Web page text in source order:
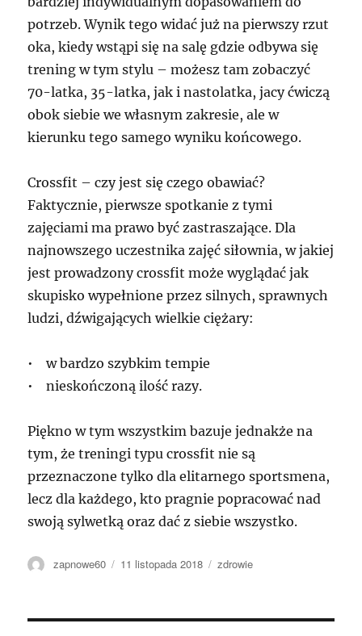
potrzeb. Wynik tego widać już na pierwszy rzut
oka, kiedy wstąpi się na salę gdzie odbywa się
trening w tym stylu – możesz tam zobaczyć
70-latka, 35-latka, jak i nastolatka, jacy ćwiczą
obok siebie we własnym zakresie, ale w
kierunku tego samego wyniku końcowego.
Crossfit – czy jest się czego obawiać?
Faktycznie, pierwsze spotkanie z tymi
zajęciami ma prawo być zastraszające. Dla
najnowszego uczestnika zajęć siłownia, w jakiej
jest prowadzony crossfit może wyglądać jak
skupisko wypełnione przez silnych, sprawnych
ludzi, dźwigających wielkie ciężary:
• w bardzo szybkim tempie
• nieskończoną ilość razy.
Piękno w tym wszystkim bazuje jednakże na
tym, że treningi typu crossfit nie są
przeznaczone tylko dla elitarnego sportsmena,
lecz dla każdego, kto pragnie popracować nad
swoją sylwetką oraz dać z siebie wszystko.
Autor
zapnowe60
Data
11 listopada 2018 Kategorie
zdrowie